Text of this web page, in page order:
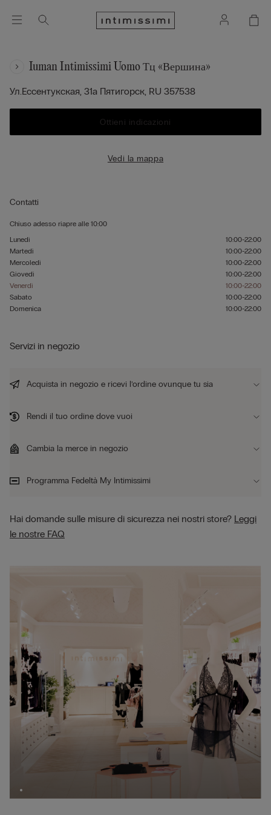
Iuman Intimissimi Uomo Тц «вершина»
Ул.ессентукская, 31a Пятигорск, RU 357538
Ottieni indicazioni
Vedi la mappa
Contatti
Chiuso adesso riapre alle 10:00
Lunedì
10:00-22:00
Martedì
10:00-22:00
Mercoledì
10:00-22:00
Giovedì
10:00-22:00
Venerdì
10:00-22:00
Sabato
10:00-22:00
Domenica
10:00-22:00
Servizi in negozio
Acquista in negozio e ricevi l’ordine ovunque tu sia
Rendi il tuo ordine dove vuoi
Cambia la merce in negozio
Programma Fedeltà My Intimissimi
Hai domande sulle misure di sicurezza nei nostri store? Leggi
le nostre FAQ